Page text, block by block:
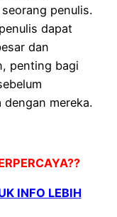
penulis.
dapat
dan
penting bagi
dengan mereka.
INFO LEBIH